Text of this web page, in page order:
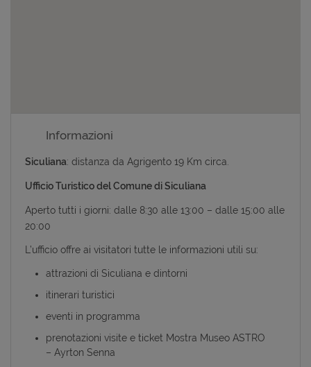
Informazioni
Siculiana: distanza da Agrigento 19 Km circa.
Ufficio Turistico del Comune di Siculiana
Aperto tutti i giorni: dalle 8:30 alle 13:00 – dalle 15:00 alle
20:00
L’ufficio offre ai visitatori tutte le informazioni utili su:
attrazioni di Siculiana e dintorni
itinerari turistici
eventi in programma
prenotazioni visite e ticket Mostra Museo ASTRO
– Ayrton Senna